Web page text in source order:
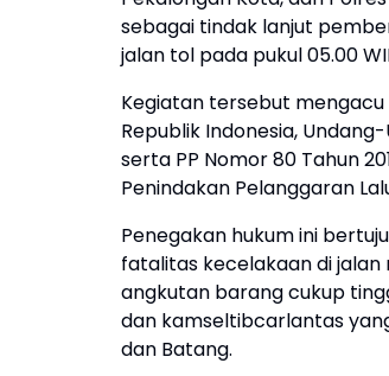
sebagai tindak lanjut
jalan tol pada pukul 05.00
Kegiatan tersebut
Republik Indonesia,
serta PP Nomor 80 Tahun
Penindakan Pelanggaran
Penegakan hukum ini
fatalitas kecelakaan di jalan
angkutan barang cukup
dan kamseltibcarlantas
dan Batang.